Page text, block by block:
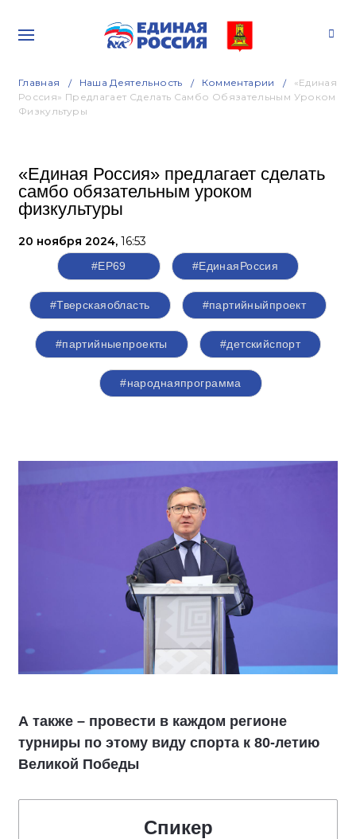
Главная Наша Деятельность Комментарии
«Единая
Россия» Предлагает Сделать Самбо Обязательным Уроком
Физкультуры
«Единая Россия» предлагает сделать
самбо обязательным уроком
физкультуры
20 ноября 2024, 16:53
#ЕР69 #‎ЕдинаяРоссия
#Тверскаяобласть #партийныйпроект
#партийныепроекты #детскийспорт
#народнаяпрограмма
А также – провести в каждом регионе
турниры по этому виду спорта к 80-летию
Великой Победы
Спикер